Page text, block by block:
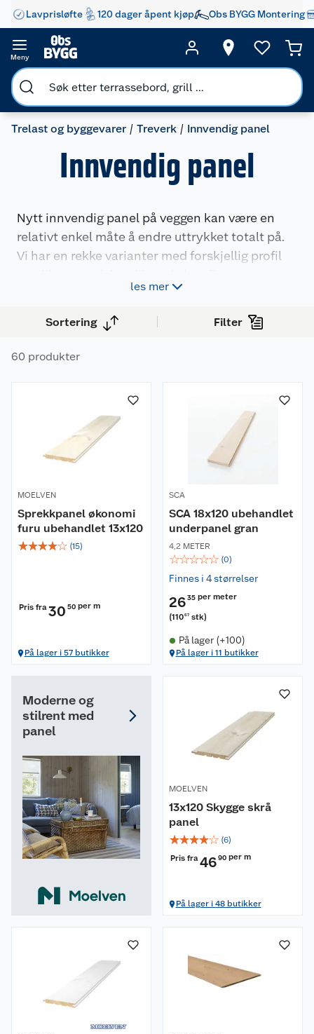
Lavprisløfte 120 dager åpent kjøp Obs BYGG Montering
Meny
Trelast og byggevarer Treverk Innvendig panel
Innvendig panel
Nytt innvendig panel på veggen kan være en
relativt enkel måte å endre uttrykket totalt på.
Vi har en rekke varianter med forskjellig profil
passer perfekt til rommet du skal pusse opp
les mer
Sortering Filter
60 produkter
MOELVEN
Sprekkpanel økonomi
furu ubehandlet 13x120
☆☆☆☆☆ (15)
Pris fra30 50 per m
På lager i 57 butikker
SCA
SCA 18x120 ubehandlet
underpanel gran
4,2 METER
☆☆☆☆☆ (0)
Finnes i 4 størrelser
2635 per meter
(11067 stk)
På lager (+100)
På lager i 11 butikker
Moderne og
stilrent med
panel
MOELVEN
13x120 Skygge skrå
panel
☆☆☆☆☆ (6)
Pris fra4690 per m
På lager i 48 butikker